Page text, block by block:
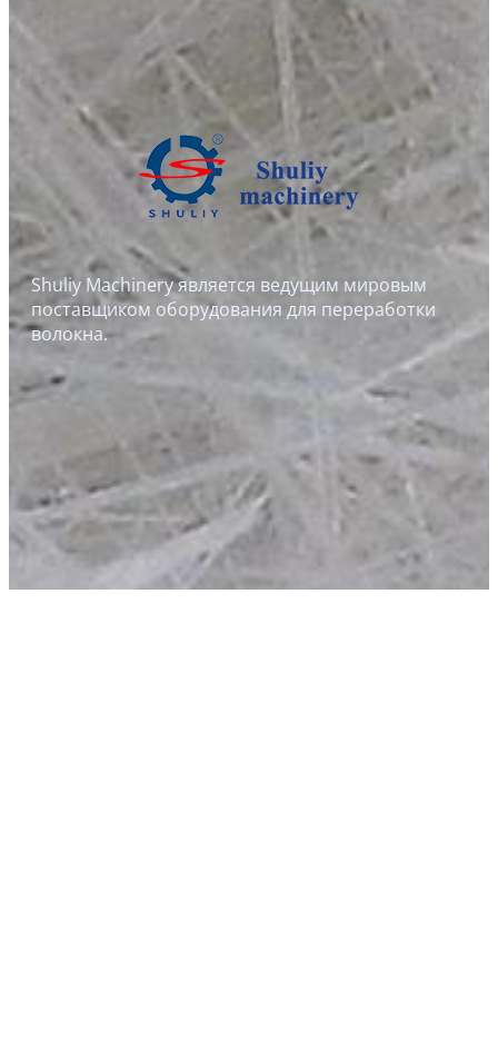
Shuliy Machinery является ведущим мировым
поставщиком оборудования для переработки
волокна.
Whatsapp
Email
Chat